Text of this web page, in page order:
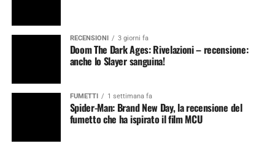
RECENSIONI 3 giorni fa
Doom The Dark Ages: Rivelazioni – recensione:
anche lo Slayer sanguina!
FUMETTI 1 settimana fa
Spider-Man: Brand New Day, la recensione del
fumetto che ha ispirato il film MCU